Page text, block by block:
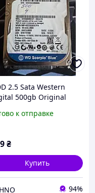
2.5 Sata Western
500gb Original
к отправке
₴
Купить
94%